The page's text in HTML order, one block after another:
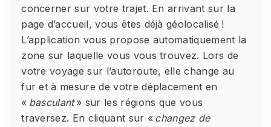
concerner sur votre trajet. En arrivant sur la
page d’accueil, vous êtes déjà géolocalisé !
L’application vous propose automatiquement la
zone sur laquelle vous vous trouvez. Lors de
votre voyage sur l’autoroute, elle change au
fur et à mesure de votre déplacement en
« basculant» sur les régions que vous
traversez. En cliquant sur « changez de